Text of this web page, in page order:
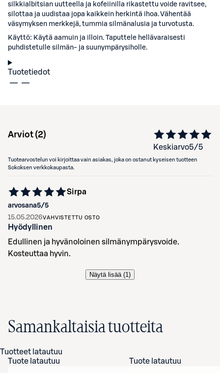
silkkialbitsian uutteella ja kofeiinilla rikastettu voide ravitsee,
silottaa ja uudistaa jopa kaikkein herkintä ihoa. Vähentää
väsymyksen merkkejä, tummia silmänalusia ja turvotusta.
Käyttö: Käytä aamuin ja illoin. Taputtele hellävaraisesti
puhdistetulle silmän- ja suunympärysiholle.
Tuotetiedot
Arviot (2)
Keskiarvo5/5
Tuotearvostelun voi kirjoittaa vain asiakas, joka on ostanut kyseisen tuotteen
Sokoksen verkkokaupasta.
arvosana5/5
Sirpa
15.05.2026VAHVISTETTU OSTO
Hyödyllinen
Edullinen ja hyvänoloinen silmänympärysvoide.
Kosteuttaa hyvin.
Näytä lisää (1)
Samankaltaisia tuotteita
Tuotteet latautuu
Tuote latautuu
Tuote latautuu